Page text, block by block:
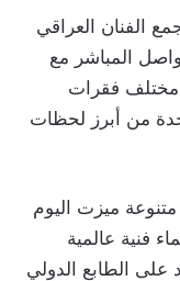
الفنان العراقي
المباشر مع
مختلف فقرات
من أبرز لحظات
ميزت اليوم
جمع أسماء فنية عالمية
على الطابع الدولي